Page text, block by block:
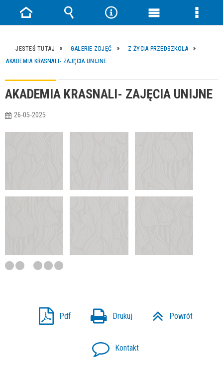
JESTEŚ TUTAJ GALERIE ZDJĘĆ
Z ŻYCIA PRZEDSZKOLA
AKADEMIA KRASNALI- ZAJĘCIA UNIJNE
AKADEMIA KRASNALI- ZAJĘCIA UNIJNE
26-05-2025
Pdf Drukuj Powrót
Kontakt
Strona
główna
Wyszukiwarka
NarzędziaMenu
Menu